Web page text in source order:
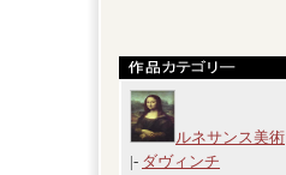
ルネサンス美術
|- ダヴィンチ